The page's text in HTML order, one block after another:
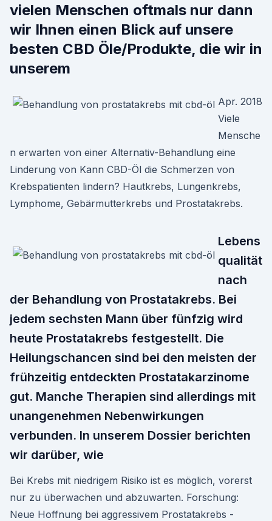
vielen Menschen oftmals nur dann
wir Ihnen einen Blick auf unsere
besten CBD Öle/Produkte, die wir in
unserem
Apr. 2018
Viele
Mensche
n erwarten von einer Alternativ-Behandlung eine
Linderung von Kann CBD-Öl die Schmerzen von
Krebspatienten lindern? Hautkrebs, Lungenkrebs,
Lymphome, Gebärmutterkrebs und Prostatakrebs.
Lebens
qualität
nach
der Behandlung von Prostatakrebs. Bei
jedem sechsten Mann über fünfzig wird
heute Prostatakrebs festgestellt. Die
Heilungschancen sind bei den meisten der
frühzeitig entdeckten Prostatakarzinome
gut. Manche Therapien sind allerdings mit
unangenehmen Nebenwirkungen
verbunden. In unserem Dossier berichten
wir darüber, wie
Bei Krebs mit niedrigem Risiko ist es möglich, vorerst
nur zu überwachen und abzuwarten. Forschung:
Neue Hoffnung bei aggressivem Prostatakrebs -